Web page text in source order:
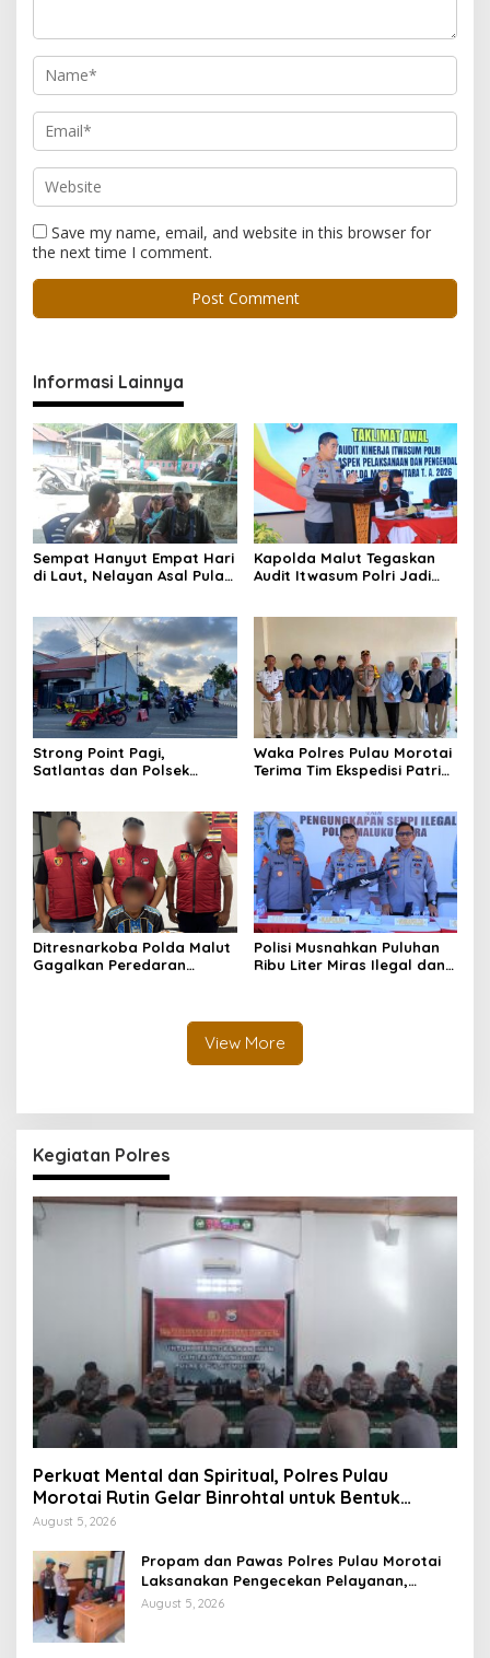
Save my name, email, and website in this browser for
the next time I comment.
Informasi Lainnya
Sempat Hanyut Empat Hari
di Laut, Nelayan Asal Pulau
Utara
Kapolda Malut Tegaskan
Audit Itwasum Polri Jadi
Strong Point Pagi,
Satlantas dan Polsek
serta Keselamatan Berlalu
Lintas
Waka Polres Pulau Morotai
Terima Tim Ekspedisi Patriot
Wilayah Morotai
Ditresnarkoba Polda Malut
Gagalkan Peredaran
Polisi Musnahkan Puluhan
Ribu Liter Miras Ilegal dan
View More
Kegiatan Polres
Perkuat Mental dan Spiritual, Polres Pulau
Morotai Rutin Gelar Binrohtal untuk Bentuk
Personel Berintegritas
August 5, 2026
Propam dan Pawas Polres Pulau Morotai
Laksanakan Pengecekan Pelayanan,
Pastikan Masyarakat Mendapat
August 5, 2026